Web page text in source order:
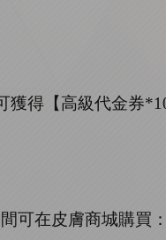
獲得【高級代金券*
可在皮膚商城購買：